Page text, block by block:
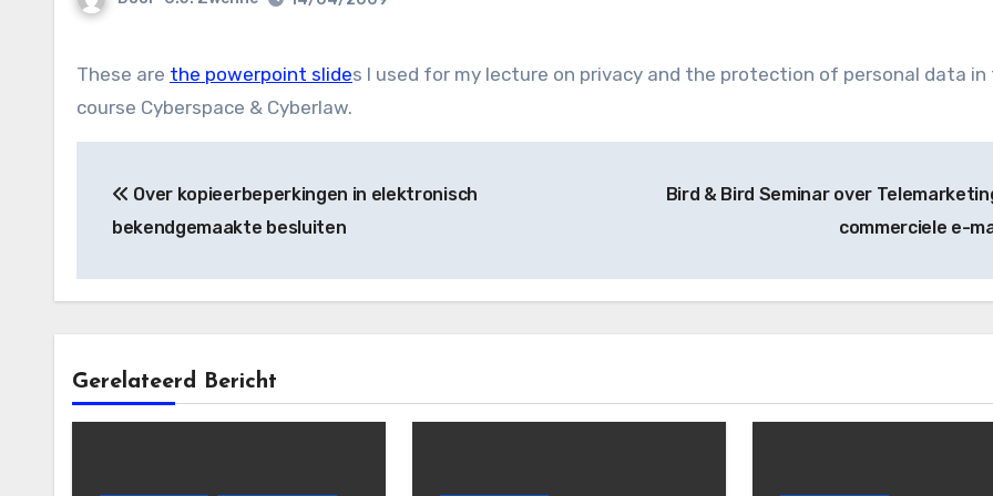
These are the powerpoint slides I used for my lecture on privacy and the protection of personal data in
course Cyberspace & Cyberlaw.
navigatie
Over kopieerbeperkingen in elektronisch
bekendgemaakte besluiten
Bird & Bird Seminar over
commerciele e-
Gerelateerd Bericht